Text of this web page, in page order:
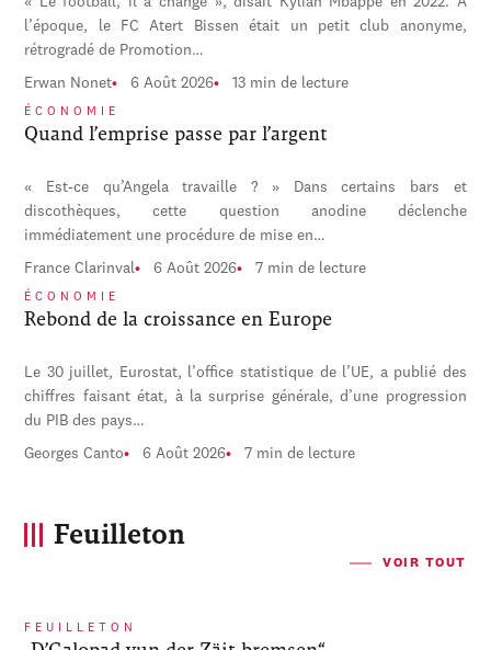
l’époque, le FC Atert Bissen était un petit club anonyme,
rétrogradé de Promotion…
Erwan Nonet 6 Août 2026 13 min de lecture
ÉCONOMIE
Quand l’emprise passe par l’argent
« Est-ce qu’Angela travaille ? » Dans certains bars et
discothèques, cette question anodine déclenche
immédiatement une procédure de mise en…
France Clarinval 6 Août 2026 7 min de lecture
ÉCONOMIE
Rebond de la croissance en Europe
Le 30 juillet, Eurostat, l’office statistique de l’UE, a publié des
chiffres faisant état, à la surprise générale, d’une progression
du PIB des pays…
Georges Canto 6 Août 2026 7 min de lecture
Feuilleton
VOIR TOUT
FEUILLETON